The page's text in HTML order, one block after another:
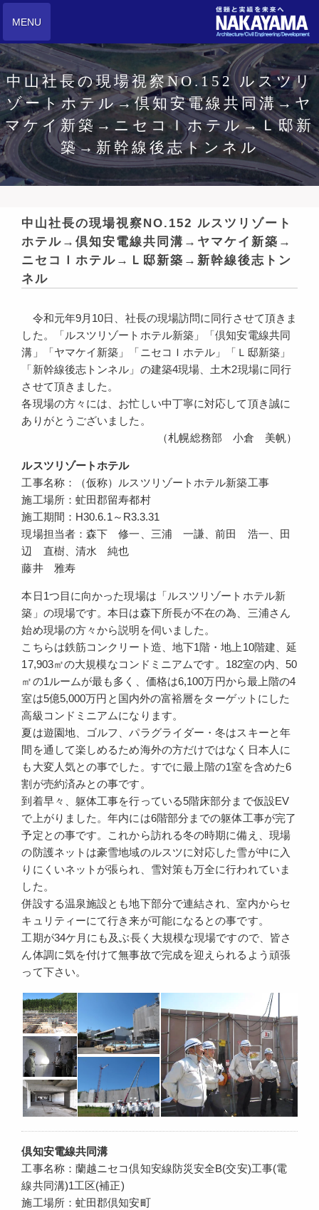
MENU
中山社長の現場視察NO.152 ルスツリ
ゾートホテル→倶知安電線共同溝→ヤ
マケイ新築→ニセコＩホテル→Ｌ邸新
築→新幹線後志トンネル
中山社長の現場視察NO.152 ルスツリゾート
ホテル→倶知安電線共同溝→ヤマケイ新築→
ニセコＩホテル→Ｌ邸新築→新幹線後志トン
ネル
令和元年9月10日、社長の現場訪問に同行させて頂きま
した。「ルスツリゾートホテル新築」「倶知安電線共同
溝」「ヤマケイ新築」「ニセコＩホテル」「Ｌ邸新築」
「新幹線後志トンネル」の建築4現場、土木2現場に同行
させて頂きました。
各現場の方々には、お忙しい中丁寧に対応して頂き誠に
ありがとうございました。
（札幌総務部 小倉 美帆）
ルスツリゾートホテル
工事名称：（仮称）ルスツリゾートホテル新築工事
施工場所：虻田郡留寿都村
施工期間：H30.6.1～R3.3.31
現場担当者：森下 修一、三浦 一謙、前田 浩一、田
辺 直樹、清水 純也
藤井 雅寿
本日1つ目に向かった現場は「ルスツリゾートホテル新
築」の現場です。本日は森下所長が不在の為、三浦さん
始め現場の方々から説明を伺いました。
こちらは鉄筋コンクリート造、地下1階・地上10階建、延
17,903㎡の大規模なコンドミニアムです。182室の内、50
㎡の1ルームが最も多く、価格は6,100万円から最上階の4
室は5億5,000万円と国内外の富裕層をターゲットにした
高級コンドミニアムになります。
夏は遊園地、ゴルフ、パラグライダー・冬はスキーと年
間を通して楽しめるため海外の方だけではなく日本人に
も大変人気との事でした。すでに最上階の1室を含めた6
割が売約済みとの事です。
到着早々、躯体工事を行っている5階床部分まで仮設EV
で上がりました。年内には6階部分までの躯体工事が完了
予定との事です。これから訪れる冬の時期に備え、現場
の防護ネットは豪雪地域のルスツに対応した雪が中に入
りにくいネットが張られ、雪対策も万全に行われていま
した。
併設する温泉施設とも地下部分で連結され、室内からセ
キュリティーにて行き来が可能になるとの事です。
工期が34ケ月にも及ぶ長く大規模な現場ですので、皆さ
ん体調に気を付けて無事故で完成を迎えられるよう頑張
って下さい。
倶知安電線共同溝
工事名称：蘭越ニセコ倶知安線防災安全B(交安)工事(電
線共同溝)1工区(補正)
施工場所：虻田郡倶知安町